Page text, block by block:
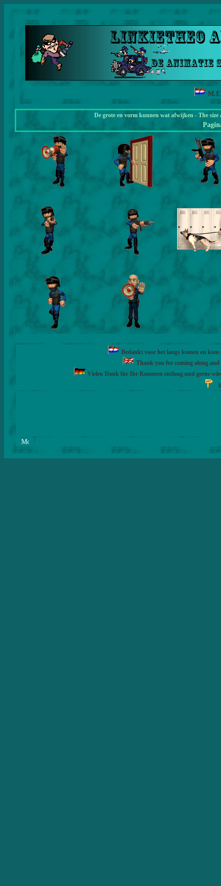
M.E
De grote en vorm kunnen wat afwijken - The
Bedankt voor het langs komen en
Thank you for coming along and
Vielen Dank für Ihr Kommen entlang und gerne